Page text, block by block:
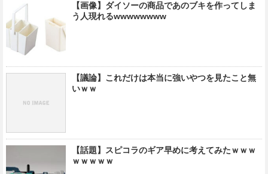
【画像】ダイソーの商品であのブキを作ってしま
う人現れるwwwwwwww
【議論】これだけは本当に強いやつを見たこと無
いｗｗ
【話題】スピコラのギア早めに考えてみたｗｗｗ
ｗｗｗｗｗ